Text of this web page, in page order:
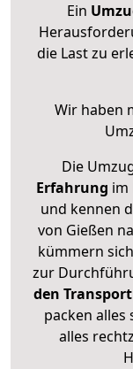
Ein
die Last zu
Wir haben
Die
Erfahrung im
und kennen
von Gießen
kümmern
zur
den
packen alles
alles